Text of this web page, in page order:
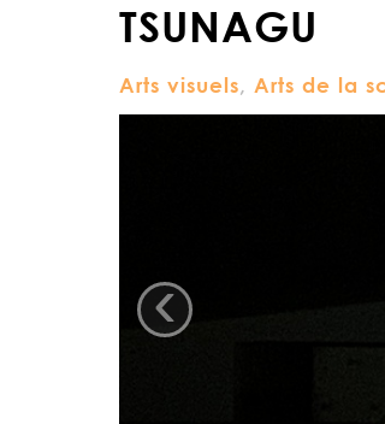
TSUNAGU
Arts visuels, Arts de la
‹